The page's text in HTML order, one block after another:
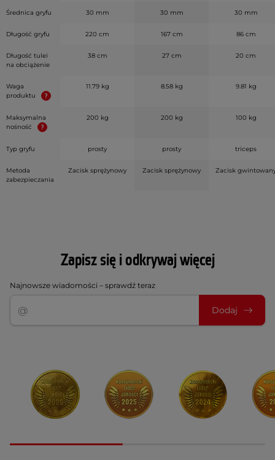
Średnica gryfu 30 mm 30 mm 30 mm
Długość gryfu 220 cm 167 cm 86 cm
Długość tulei
na obciążenie
38 cm 27 cm 20 cm
Waga
produktu
11.79 kg 8.58 kg 9.81 kg
Maksymalna
nośność
200 kg 200 kg 100 kg
Typ gryfu prosty prosty triceps
Metoda
zabezpieczania
Zacisk sprężynowy Zacisk sprężynowy Zacisk
Zapisz się i odkrywaj więcej
Najnowsze wiadomości – sprawdź teraz
Dodaj